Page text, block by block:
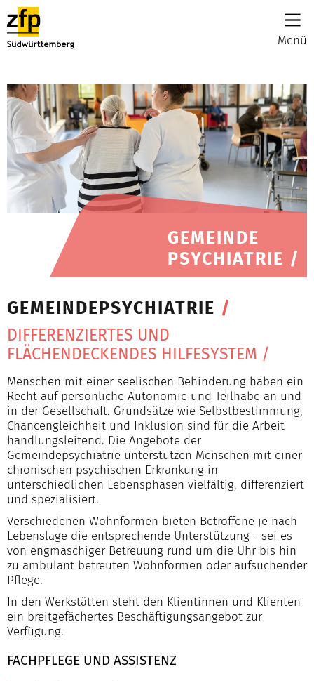
Menü
GEMEINDE
PSYCHIATRIE /
GEMEINDEPSYCHIATRIE /
DIFFERENZIERTES UND
FLÄCHENDECKENDES HILFESYSTEM /
Menschen mit einer seelischen Behinderung haben ein
Recht auf persönliche Autonomie und Teilhabe an und
in der Gesellschaft. Grundsätze wie Selbstbestimmung,
Chancengleichheit und Inklusion sind für die Arbeit
handlungsleitend. Die Angebote der
Gemeindepsychiatrie unterstützen Menschen mit einer
chronischen psychischen Erkrankung in
unterschiedlichen Lebensphasen vielfältig, differenziert
und spezialisiert.
Verschiedenen Wohnformen bieten Betroffene je nach
Lebenslage die entsprechende Unterstützung - sei es
von engmaschiger Betreuung rund um die Uhr bis hin
zu ambulant betreuten Wohnformen oder aufsuchender
Pflege.
In den Werkstätten steht den Klientinnen und Klienten
ein breitgefächertes Beschäftigungsangebot zur
Verfügung.
FACHPFLEGE UND ASSISTENZ